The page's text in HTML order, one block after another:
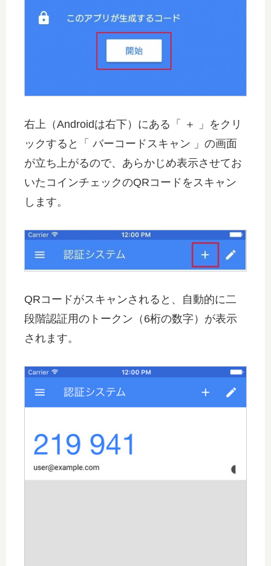
右上（Androidは右下）にある「 ＋ 」をクリ
ックすると「 バーコードスキャン 」の画面
が立ち上がるので、あらかじめ表示させてお
いたコインチェックのQRコードをスキャン
します。
QRコードがスキャンされると、自動的に二
段階認証用のトークン（6桁の数字）が表示
されます。